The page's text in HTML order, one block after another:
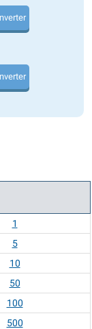
1
5
10
50
100
500